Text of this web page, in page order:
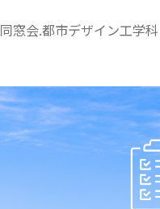
同窓会.都市デザイン工学